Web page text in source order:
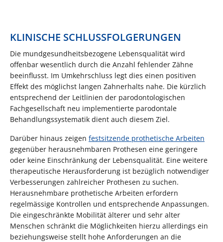
KLINISCHE SCHLUSSFOLGERUNGEN
Die mundgesundheitsbezogene Lebensqualität wird
offenbar wesentlich durch die Anzahl fehlender Zähne
beeinflusst. Im Umkehrschluss legt dies einen positiven
Effekt des möglichst langen Zahnerhalts nahe. Die kürzlich
entsprechend der Leitlinien der parodontologischen
Fachgesellschaft neu implementierte parodontale
Behandlungssystematik dient auch diesem Ziel.
Darüber hinaus zeigen festsitzende prothetische Arbeiten
gegenüber herausnehmbaren Prothesen eine geringere
oder keine Einschränkung der Lebensqualität. Eine weitere
therapeutische Herausforderung ist bezüglich notwendiger
Verbesserungen zahlreicher Prothesen zu suchen.
Herausnehmbare prothetische Arbeiten erfordern
regelmässige Kontrollen und entsprechende Anpassungen.
Die eingeschränkte Mobilität älterer und sehr alter
Menschen schränkt die Möglichkeiten hierzu allerdings ein
beziehungsweise stellt hohe Anforderungen an die